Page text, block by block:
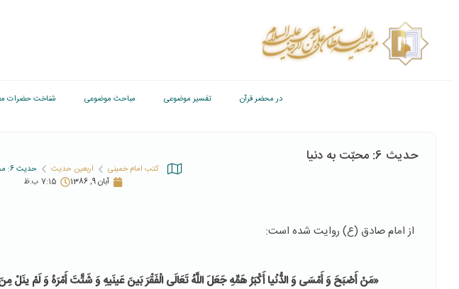
در محضر قرآن تفسیر موضوعی مباحث موضوعی شناخت حضرات
حدیث 6: محبّت به دنیا
کتب امام خمینی اربعین حدیث
حدیث 6: محبّت به دنیا
آبان 9, 1386
7:15 ب.ظ
از امام صادق (ع) روایت شده است:
«مَنْ أَصْبَحَ‏ وَ أَمْسَى وَ الدُّنْیا أَكْبَرُ هَمِّهِ جَعَلَ اللَّهُ تَعَالَى الْفَقْرَ بَینَ عَینَیهِ وَ شَتَّتَ أَمْرَهُ وَ لَمْ ینَلْ